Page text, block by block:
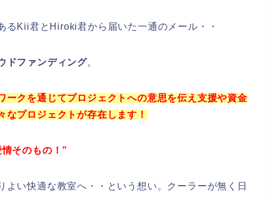
るKii君とHiroki君から届いた一通のメール・・
ドファンディング。
ークを通じてプロジェクトへの意思を伝え支援や資金
プロジェクトが存在します！
そのもの！”
よい快適な教室へ・・という想い。クーラーが無く日